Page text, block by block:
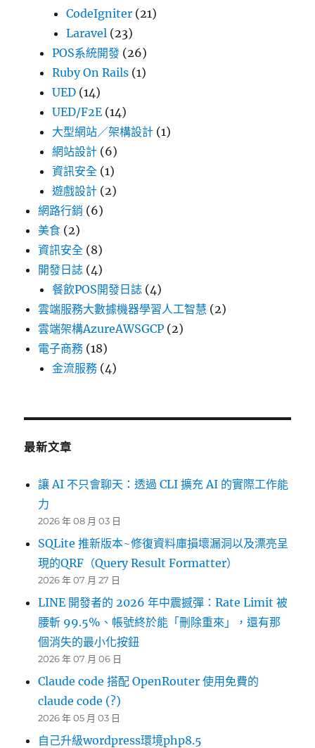
CodeIgniter (21)
Laravel (23)
POS系統開發 (26)
Ruby On Rails (1)
UED (14)
UED/F2E (14)
大型網站／架構設計 (1)
網站設計 (6)
資訊安全 (1)
遊戲設計 (2)
網路行銷 (6)
美食 (2)
資訊安全 (8)
開發日誌 (4)
餐飲POS開發日誌 (4)
雲端服務大數據機器學習人工智慧 (2)
雲端架構AzureAWSGCP (2)
電子商務 (18)
金流服務 (4)
最新文章
讓 AI 不只會聊天：透過 CLI 擴充 AI 的實際工作能
力
2026 年 08 月 03 日
SQLite 推新版本~修復資料庫損壞漏洞以及漂亮呈
現的QRF（Query Result Formatter）
2026 年 07 月 27 日
LINE 開發者的 2026 年中震撼彈：Rate Limit 被
腰斬 99.5%、帳號終於能「刪除重來」，還有那
個消失的最小化按鈕
2026 年 07 月 06 日
Claude code 搭配 OpenRouter 使用免費的
claude code (?)
2026 年 05 月 03 日
自己升級wordpress環境php8.5